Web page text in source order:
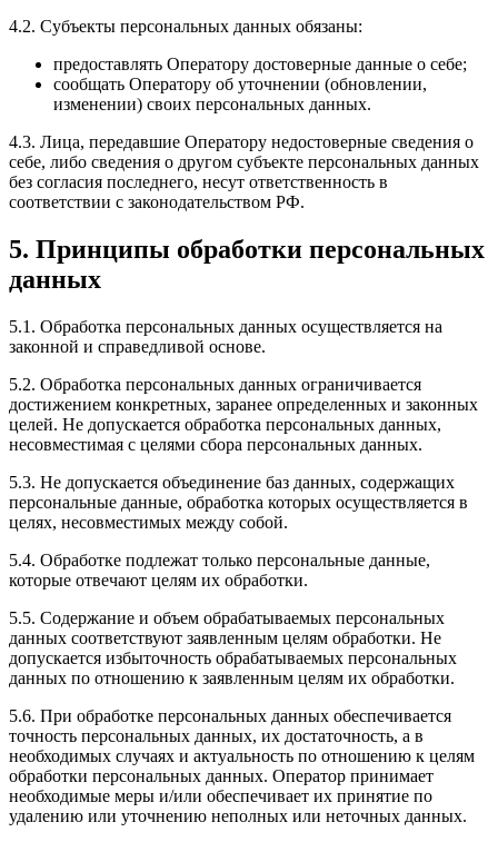
4.2. Субъекты персональных данных обязаны:
предоставлять Оператору достоверные данные о себе;
сообщать Оператору об уточнении (обновлении,
изменении) своих персональных данных.
4.3. Лица, передавшие Оператору недостоверные сведения о
себе, либо сведения о другом субъекте персональных данных
без согласия последнего, несут ответственность в
соответствии с законодательством РФ.
5. Принципы обработки персональных
данных
5.1. Обработка персональных данных осуществляется на
законной и справедливой основе.
5.2. Обработка персональных данных ограничивается
достижением конкретных, заранее определенных и законных
целей. Не допускается обработка персональных данных,
несовместимая с целями сбора персональных данных.
5.3. Не допускается объединение баз данных, содержащих
персональные данные, обработка которых осуществляется в
целях, несовместимых между собой.
5.4. Обработке подлежат только персональные данные,
которые отвечают целям их обработки.
5.5. Содержание и объем обрабатываемых персональных
данных соответствуют заявленным целям обработки. Не
допускается избыточность обрабатываемых персональных
данных по отношению к заявленным целям их обработки.
5.6. При обработке персональных данных обеспечивается
точность персональных данных, их достаточность, а в
необходимых случаях и актуальность по отношению к целям
обработки персональных данных. Оператор принимает
необходимые меры и/или обеспечивает их принятие по
удалению или уточнению неполных или неточных данных.